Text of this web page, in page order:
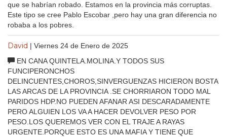
que se habrían robado. Estamos en la provincia más corruptas.
Este tipo se cree Pablo Escobar ,pero hay una gran diferencia no
robaba a los pobres.
David | Viernes 24 de Enero de 2025
EN CANA QUINTELA.MOLINA.Y TODOS SUS
FUNCIPERONCHOS
DELINCUENTES,CHOROS,SINVERGUENZAS HICIERON BOSTA
LAS ARCAS DE LA PROVINCIA .SE CHORRIARON TODO MAL
PARIDOS HDP.NO PUEDEN AFANAR ASI DESCARADAMENTE
PERO ALGUIEN LOS VA A HACER DEVOLVER PESO POR
PESO.LOS QUEREMOS VER CON EL TRAJE A RAYAS
URGENTE.PORQUE ESTO ES UNA MAFIA Y TIENE QUE